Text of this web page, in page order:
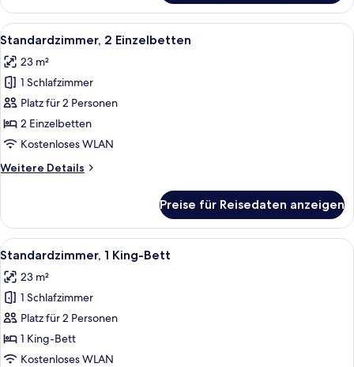
Zimmer,
1 King-
Bett
Schlafsofa
Alle
Fotos
für
Standardzimmer,
2 Einzelbetten
anzeigen
Ein Hotelzimmer mit Doppelbett,
5
Standardzimmer, 2 Einzelbetten
23 m²
1 Schlafzimmer
Platz für 2 Personen
2 Einzelbetten
Kostenloses WLAN
Weitere Details
Weitere
2 Einzelbetten
Preise für Reisedaten anzeigen
Alle
Fotos
für
Standardzimmer,
1 King-
Bett
anzeigen
Ein modernes Hotelzimmer mit
6
Standardzimmer, 1 King-Bett
23 m²
1 Schlafzimmer
Platz für 2 Personen
1 King-Bett
Kostenloses WLAN